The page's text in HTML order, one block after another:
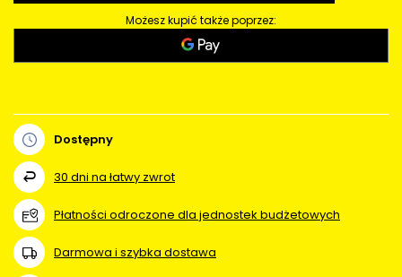
Możesz kupić także poprzez:
Dostępny
30 dni na łatwy zwrot
Płatności odroczone dla jednostek budżetowych
Darmowa i szybka dostawa